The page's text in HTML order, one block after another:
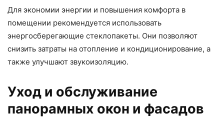
Для экономии энергии и повышения комфорта в
помещении рекомендуется использовать
энергосберегающие стеклопакеты. Они позволяют
снизить затраты на отопление и кондиционирование, а
также улучшают звукоизоляцию.
Уход и обслуживание
панорамных окон и фасадов